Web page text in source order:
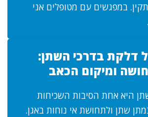
במפגשים עם מטופלים אני
דלקת בדרכי השתן:
ומיקום הכאב
היא אחת הסיבות השכיחות
שתן ולתחושת אי נוחות באגן.